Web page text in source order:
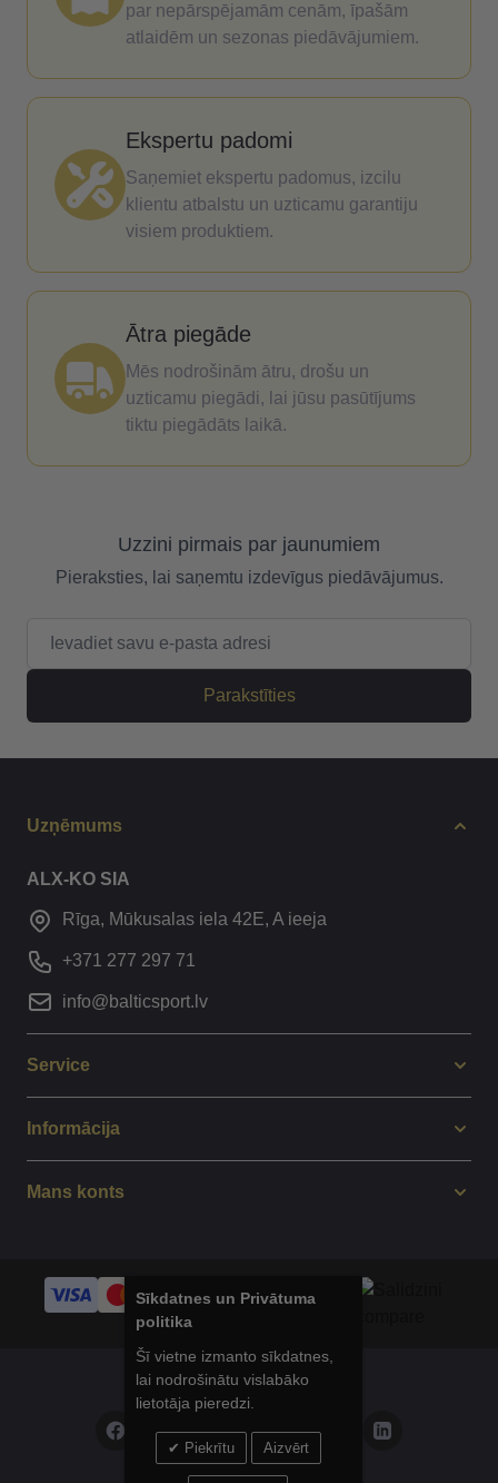
par nepārspējamām cenām, īpašām
atlaidēm un sezonas piedāvājumiem.
Ekspertu padomi
Saņemiet ekspertu padomus, izcilu
klientu atbalstu un uzticamu garantiju
visiem produktiem.
Ātra piegāde
Mēs nodrošinām ātru, drošu un
uzticamu piegādi, lai jūsu pasūtījums
tiktu piegādāts laikā.
Uzzini pirmais par jaunumiem
Pieraksties, lai saņemtu izdevīgus piedāvājumus.
Parakstīties
Uzņēmums
ALX-KO SIA
Rīga, Mūkusalas iela 42E, A ieeja
+371 277 297 71
info@balticsport.lv
Service
Informācija
Mans konts
© 2014 - 2025 Balticsport.lv
Privātuma politika
Sīkdatnes un Privātuma
politika
Šī vietne izmanto sīkdatnes,
lai nodrošinātu vislabāko
lietotāja pieredzi.
Piekrītu Aizvērt